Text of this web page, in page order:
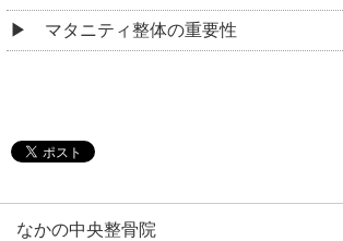
マタニティ整体の重要性
なかの中央整骨院